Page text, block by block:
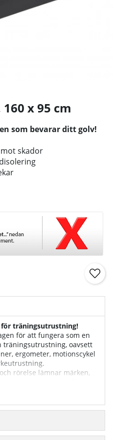
x 95 cm
som bevarar ditt golv!
skador
träningsutrustning!
för att fungera som en
träningsutrustning, oavsett
ergometer, motionscykel
rörelse lämnar märken,
och hållbar träningsyta.
funktioner för både
gör den effektiv för att